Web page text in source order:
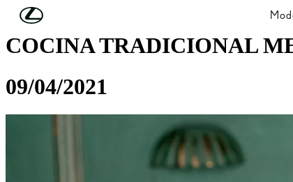
Skip to Main Content
COCINA TRADICIONAL
09/04/2021